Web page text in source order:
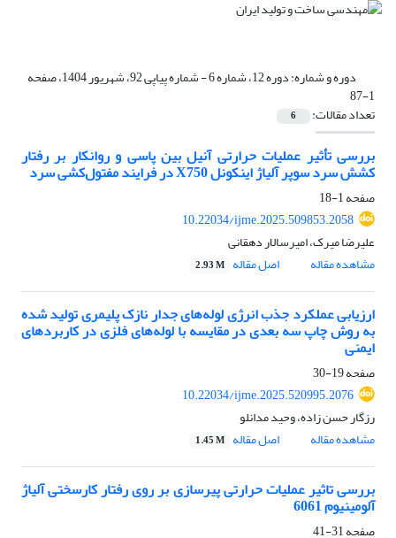
دوره و شماره: دوره 12، شماره 6 - شماره پیاپی 92، شهریور 1404، صفحه
1-87
تعداد مقالات: 6
بررسی تأثیر عملیات حرارتی آنیل بین پاسی و روانکار بر رفتار
کشش سرد سوپر آلیاژ اینکونل X750 در فرایند مفتول‌کشی سرد
صفحه1-18
10.22034/ijme.2025.509853.2058
علیرضا میرک، امیرسالار دهقانی
مشاهده مقاله
اصل مقاله 2.93 M
ارزیابی عملکرد جذب انرژی لوله‌های جدار نازک پلیمری تولید شده
به روش چاپ سه بعدی در مقایسه با لوله‌های فلزی در کاربردهای
ایمنی
صفحه19-30
10.22034/ijme.2025.520995.2076
رزگار حسن زاده، وحید مدانلو
مشاهده مقاله
اصل مقاله 1.45 M
بررسی تاثیر عملیات حرارتی پیرسازی بر روی رفتار کارسختی آلیاژ
آلومینیوم 6061
صفحه31-41